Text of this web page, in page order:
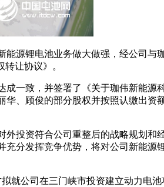
源锂电池业务做大做强，经公司与
让协议》。
一致，并签署了《关于珈伟新能源
、顾俊的部分股权并按照认缴出资
投资符合公司重整后的战略规划和
分发挥竞争优势，将对公司新能源
就公司在三门峡市投资建立动力电